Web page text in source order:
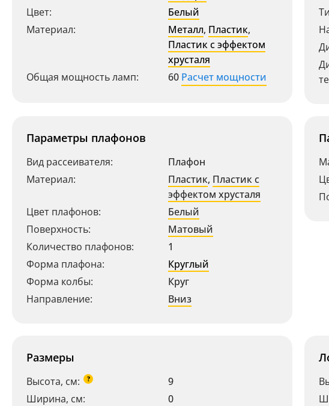
Цвет:
Белый
Материал:
Металл, Пластик,
Пластик с эффектом
хрусталя
Общая мощность ламп:
60 Расчет мощности
Параметры плафонов
Вид рассеивателя:
Плафон
Материал:
Пластик, Пластик с
эффектом хрусталя
Цвет плафонов:
Белый
Поверхность:
Матовый
Количество плафонов:
1
Форма плафона:
Круглый
Форма колбы:
Круг
Направление:
Вниз
Размеры
Высота, см: ?
9
Ширина, см:
0